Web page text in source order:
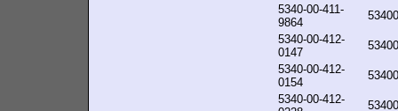
5340-00-411-
9864
5340-00-412-
0147
5340-00-412-
0154
5340-00-412-